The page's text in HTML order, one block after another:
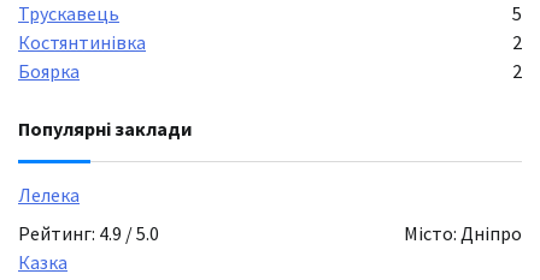
Трускавець
5
Костянтинівка
2
Боярка
2
Популярні заклади
Лелека
Рейтинг: 4.9 / 5.0
Місто: Дніпро
Казка